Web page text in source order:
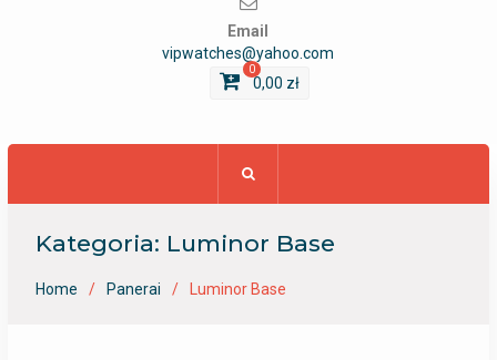
Email
vipwatches@yahoo.com
0
0,00 zł
Kategoria: Luminor Base
Home Panerai Luminor Base